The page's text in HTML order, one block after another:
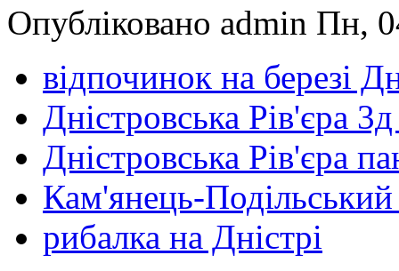
Опубліковано admin Пн,
відпочинок на березі
Дністровська Рів'єра
Дністровська Рів'єра
Кам'янець-
рибалка на Дністрі